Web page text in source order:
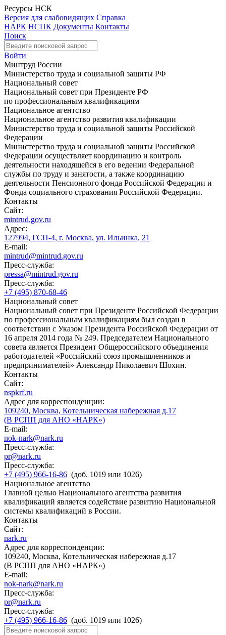
Ресурсы НСК
Версия для слабовидящих Справка
НАРК НСПК Документы Контакты
Поиск
Войти
Минтруд России
Министерство труда и социальной защиты РФ
Национальный совет
Национальный совет при Президенте РФ
по профессиональным квалификациям
Национальное агентство
Национальное агентство развития квалификации
Министерство труда и социальной защиты Российской
Федерации
Министерство труда и социальной защиты Российской
Федерации осуществляет координацию и контроль
деятельности находящейся в его ведении Федеральной
службы по труду и занятости, а также координацию
деятельности Пенсионного фонда Российской Федерации и
Фонда социального страхования Российской Федерации.
Контакты
Сайт:
mintrud.gov.ru
Адрес:
127994, ГСП-4, г. Москва, ул. Ильинка, 21
E-mail:
mintrud@mintrud.gov.ru
Пресс-служба:
pressa@mintrud.gov.ru
Пресс-служба:
+7 (495) 870-68-46
Национальный совет
Национальный совет при Президенте Российской Федерации
по профессиональным квалификациям был создан в
соответствии с Указом Президента Российской Федерации от
16 апреля 2014 года № 249. Председателем Национального
совета является Президент Общероссийского объединения
работодателей «Российский союз промышленников и
предпринимателей» Александр Николаевич Шохин.
Контакты
Сайт:
nspkrf.ru
Адрес для корреспонденции:
109240, Москва, Котельническая набережная д.17
(В РСПП для АНО «НАРК»)
E-mail:
nok-nark@nark.ru
Пресс-служба:
pr@nark.ru
Пресс-служба:
+7 (495) 966-16-86 (доб. 1019 или 1026)
Национальное агентство
Главной целью Национального агентства развития
квалификаций является содействие развитию Национальной
системы квалификаций в России.
Контакты
Сайт:
nark.ru
Адрес для корреспонденции:
109240, Москва, Котельническая набережная д.17
(В РСПП для АНО «НАРК»)
E-mail:
nok-nark@nark.ru
Пресс-служба:
pr@nark.ru
Пресс-служба:
+7 (495) 966-16-86 (доб. 1019 или 1026)